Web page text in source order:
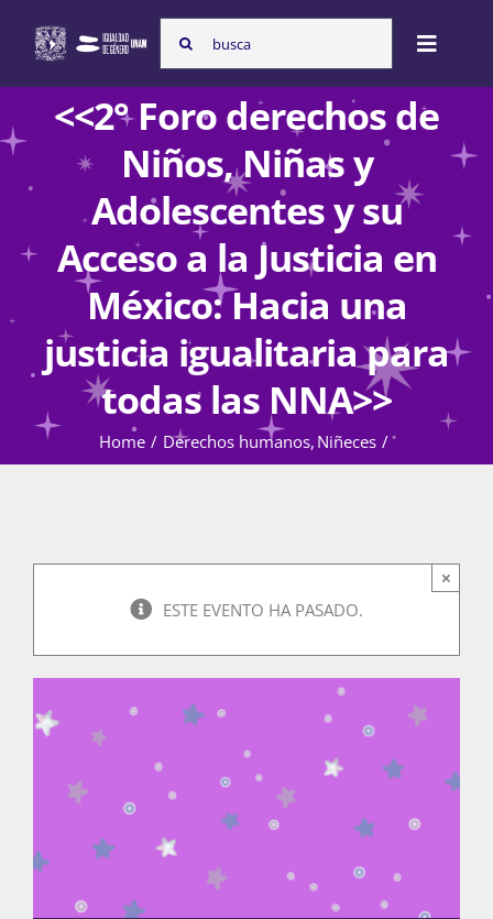
content
Search
for:
Toggle
Inicio
Nosotras
Programas
Atención de la violencia de género
Actividades
La Boletina
Blog
<<2° Foro derechos de
Niños, Niñas y
Adolescentes y su
Acceso a la Justicia en
México: Hacia una
justicia igualitaria para
todas las NNA>>
Home Derechos humanos Niñeces
ESTE EVENTO HA PASADO.
×